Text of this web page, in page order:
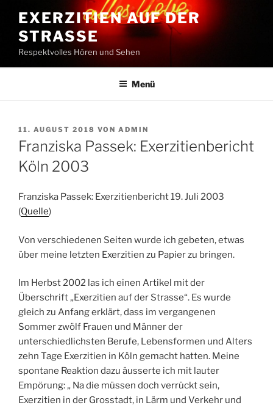
Inhalt
springen
EXERZITIEN AUF DER
STRASSE
Respektvolles Hören und Sehen
Menü
VERÖFFENTLICHT
AM
11. AUGUST 2018 VON ADMIN
Franziska Passek: Exerzitienbericht
Köln 2003
Franziska Passek: Exerzitienbericht 19. Juli 2003
(Quelle)
Von verschiedenen Seiten wurde ich gebeten, etwas
über meine letzten Exerzitien zu Papier zu bringen.
Im Herbst 2002 las ich einen Artikel mit der
Überschrift „Exerzitien auf der Strasse“. Es wurde
gleich zu Anfang erklärt, dass im vergangenen
Sommer zwölf Frauen und Männer der
unterschiedlichsten Berufe, Lebensformen und Alters
zehn Tage Exerzitien in Köln gemacht hatten. Meine
spontane Reaktion dazu äusserte ich mit lauter
Empörung: „ Na die müssen doch verrückt sein,
Exerzitien in der Grosstadt, in Lärm und Verkehr und